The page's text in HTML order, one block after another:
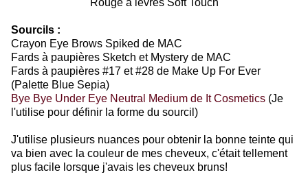
Sourcils :
Crayon Eye Brows Spiked de MAC
Fards à paupières Sketch et Mystery de MAC
Fards à paupières #17 et #28 de Make Up For Ever
(Palette Blue Sepia)
Bye Bye Under Eye Neutral Medium de It Cosmetics (Je
l'utilise pour définir la forme du sourcil)
J'utilise plusieurs nuances pour obtenir la bonne teinte qui
va bien avec la couleur de mes cheveux, c'était tellement
plus facile lorsque j'avais les cheveux bruns!